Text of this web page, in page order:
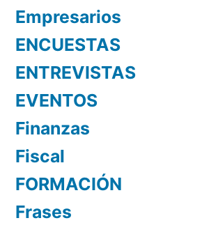
Empresarios
ENCUESTAS
ENTREVISTAS
EVENTOS
Finanzas
Fiscal
FORMACIÓN
Frases